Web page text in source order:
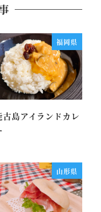
福岡県
古島アイランドカレ
山形県